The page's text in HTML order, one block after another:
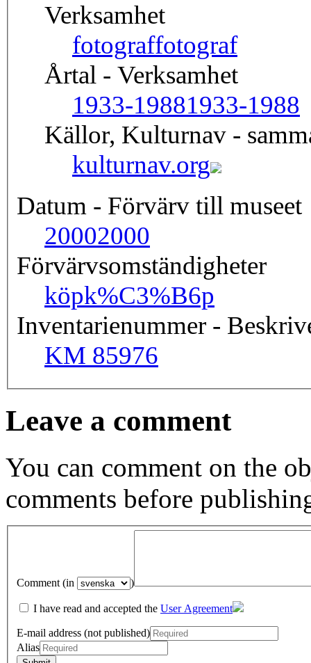
Verksamhet
fotograffotograf
Årtal - Verksamhet
1933-19881933-1988
Källor, Kulturnav -
kulturnav.org
Datum - Förvärv till museet
20002000
Förvärvsomständigheter
köpk%C3%B6p
Inventarienummer -
KM 85976
Leave a comment
You can comment on the
comments before
Comment (in )
I have read and accepted the User Agreement
E-mail address (not published)
Alias